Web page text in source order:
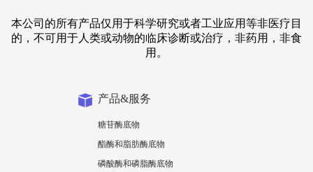
本公司的所有产品仅用于科学研究或者工业应用等非医疗目
的，不可用于人类或动物的临床诊断或治疗，非药用，非食
用。
产品&服务
糖苷酶底物
酯酶和脂肪酶底物
磷酸酶和磷脂酶底物